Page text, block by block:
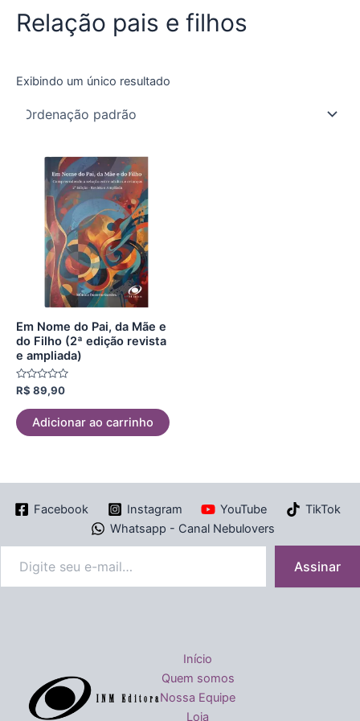
Relação pais e filhos
Exibindo um único resultado
Em Nome do Pai, da Mãe e
do Filho (2ª edição revista
e ampliada)
Avaliação
de
5
R$ 89,90
Adicionar ao carrinho
Facebook Instagram YouTube
TikTok
Whatsapp - Canal Nebulovers
Assinar
Início
Quem somos
Nossa Equipe
Loja